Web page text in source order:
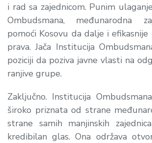
i rad sa zajednicom. Punim
Ombudsmana, međunarodna
pomoći Kosovu da dalje i efikasnije
prava. Jača Institucija
poziciji da poziva javne vlasti na
ranjive grupe.
Zaključno. Institucija
široko priznata od strane
strane samih manjinskih
kredibilan glas. Ona održava